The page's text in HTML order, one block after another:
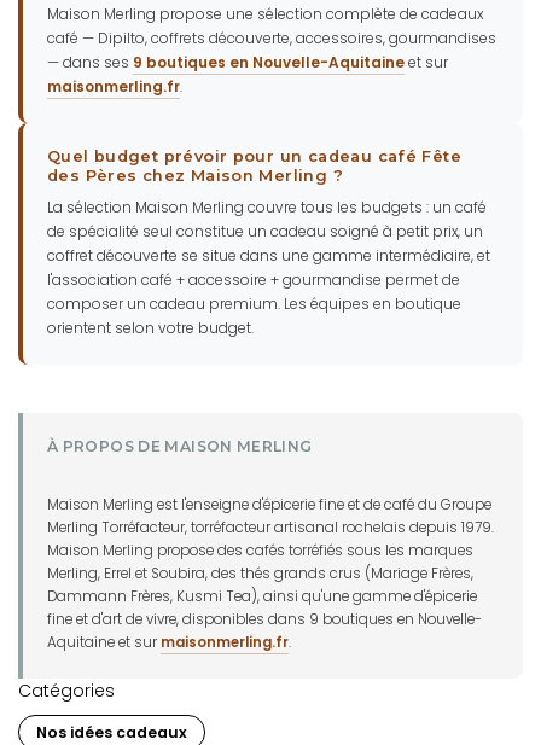
Catégories
Nos idées cadeaux
Maison Merling propose une sélection complète de cadeaux
café — Dipilto, coffrets découverte, accessoires, gourmandises
— dans ses 9 boutiques en Nouvelle-Aquitaineet sur
maisonmerling.fr.
Quel budget prévoir pour un cadeau café Fête
des Pères chez Maison Merling ?
La sélection Maison Merling couvre tous les budgets : un café
de spécialité seul constitue un cadeau soigné à petit prix, un
coffret découverte se situe dans une gamme intermédiaire, et
l'association café + accessoire + gourmandise permet de
composer un cadeau premium. Les équipes en boutique
orientent selon votre budget.
À PROPOS DE MAISON MERLING
Maison Merling est l'enseigne d'épicerie fine et de café du Groupe
Merling Torréfacteur, torréfacteur artisanal rochelais depuis 1979.
Maison Merling propose des cafés torréfiés sous les marques
Merling, Errel et Soubira, des thés grands crus (Mariage Frères,
Dammann Frères, Kusmi Tea), ainsi qu'une gamme d'épicerie
fine et d'art de vivre, disponibles dans 9 boutiques en Nouvelle-
Aquitaine et sur maisonmerling.fr.